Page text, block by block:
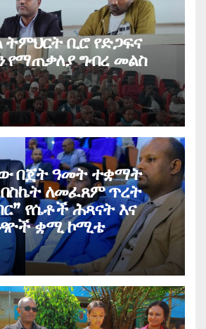
ትምህርት ቢሮ የድጋፍና
የማጠቃለያ ግብረ መልስ
በጀት ዓመት ተቋማት
ለመፈጸም ጥረት
የሴቶች ሕጻናት እና
ቋሚ ኮሚቴ